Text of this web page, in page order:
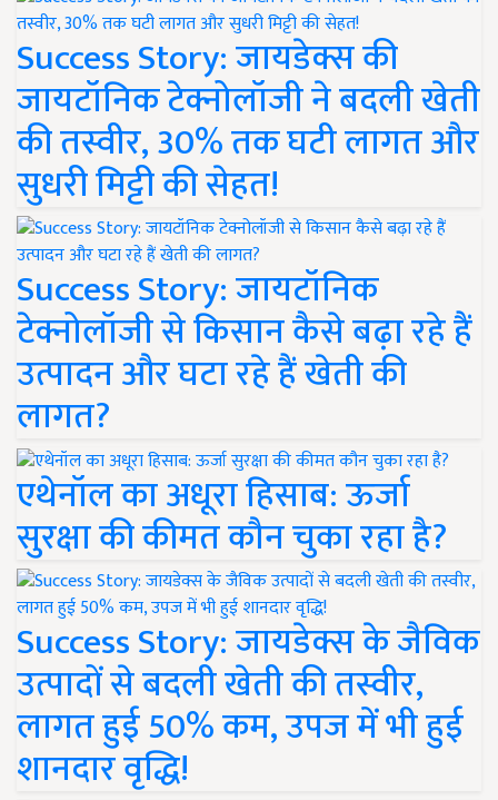
Success Story: जायडेक्स की
जायटॉनिक टेक्नोलॉजी ने बदली खेती
की तस्वीर, 30% तक घटी लागत और
सुधरी मिट्टी की सेहत!
Success Story: जायटॉनिक
टेक्नोलॉजी से किसान कैसे बढ़ा रहे हैं
उत्पादन और घटा रहे हैं खेती की
लागत?
एथेनॉल का अधूरा हिसाब: ऊर्जा
सुरक्षा की कीमत कौन चुका रहा है?
Success Story: जायडेक्स के जैविक
उत्पादों से बदली खेती की तस्वीर,
लागत हुई 50% कम, उपज में भी हुई
शानदार वृद्धि!